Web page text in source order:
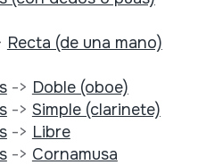
Recta (de una mano)
-> Doble (oboe)
-> Simple (clarinete)
-> Libre
-> Cornamusa